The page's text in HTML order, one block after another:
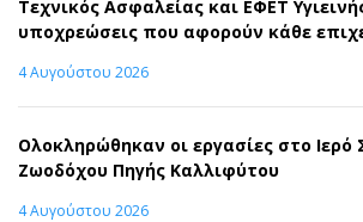
Τεχνικός Ασφαλείας και ΕΦΕΤ
υποχρεώσεις που αφορούν κάθε
4 Αυγούστου 2026
Ολοκληρώθηκαν οι εργασίες στο Ιερό
Ζωοδόχου Πηγής Καλλιφύτου
4 Αυγούστου 2026